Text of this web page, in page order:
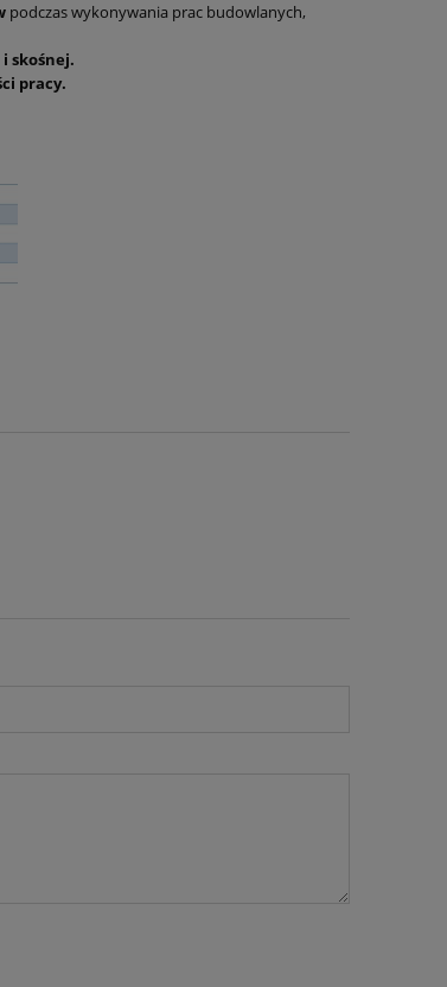
podczas wykonywania prac budowlanych,
skośnej.
pracy.